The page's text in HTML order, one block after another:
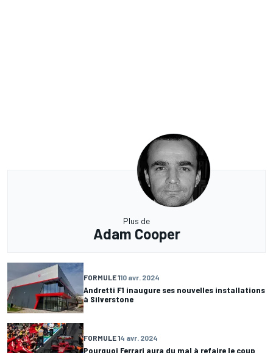
Plus de
Adam Cooper
FORMULE 110 avr. 2024
Andretti F1 inaugure ses nouvelles installations
à Silverstone
FORMULE 14 avr. 2024
Pourquoi Ferrari aura du mal à refaire le coup